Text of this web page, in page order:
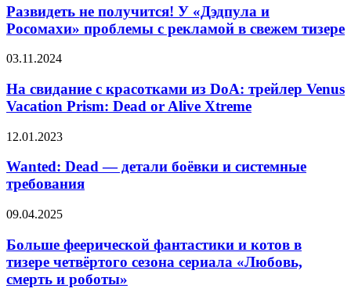
получится!
У
«Дэдпула
Росомахи»
с
рекламой
свежем
Развидеть не получится! У «Дэдпула и
Росомахи» проблемы с рекламой в свежем тизере
На
с
красотками
из
трейлер
Vacation
Prism:
or
Xtreme
03.11.2024
На свидание с красотками из DoA: трейлер Venus
Vacation Prism: Dead or Alive Xtreme
Wanted:
—
детали
боёвки
системные
12.01.2023
Wanted: Dead — детали боёвки и системные
требования
Больше
фантастики
и
котов
в
09.04.2025
Больше феерической фантастики и котов в
тизере четвёртого сезона сериала «Любовь,
смерть и роботы»